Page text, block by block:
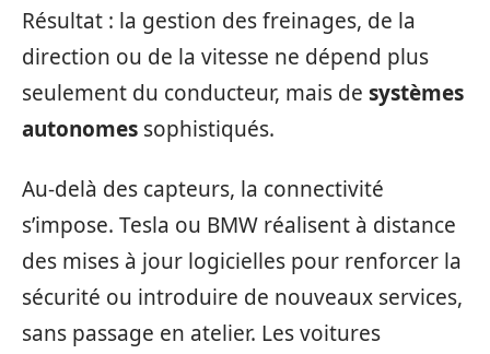
Résultat : la gestion des freinages, de la
direction ou de la vitesse ne dépend plus
seulement du conducteur, mais de systèmes
autonomes sophistiqués.
Au-delà des capteurs, la connectivité
s’impose. Tesla ou BMW réalisent à distance
des mises à jour logicielles pour renforcer la
sécurité ou introduire de nouveaux services,
sans passage en atelier. Les voitures